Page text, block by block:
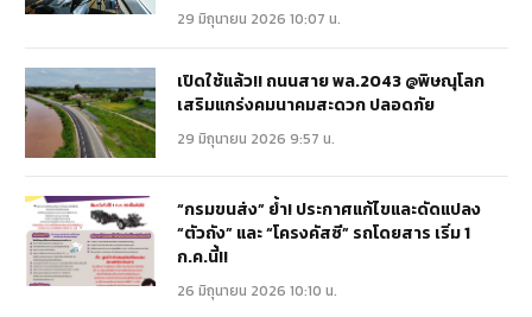
29 มิถุนายน 2026 10:07 น.
เปิดใช้แล้ว!! ถนนสาย พล.2043 @พิษณุโลก
เสริมแกร่งคมนาคมสะดวก ปลอดภัย
29 มิถุนายน 2026 9:57 น.
“กรมขนส่ง” ย้ำ! ประกาศแก้ไขและดัดแปลง
“ตัวถัง” และ “โครงคัสซี” รถโดยสาร เริ่ม 1
ก.ค.นี้!!
26 มิถุนายน 2026 10:10 น.